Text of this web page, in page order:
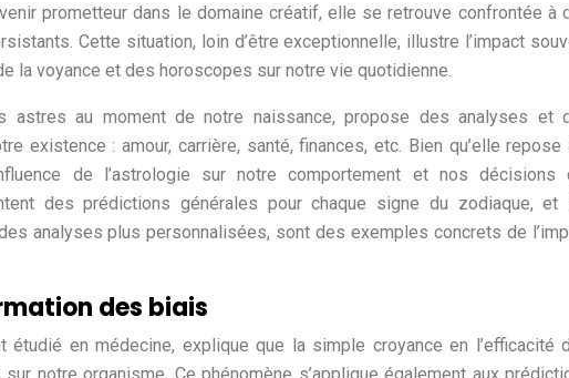
prometteur dans le domaine créatif, elle se retrouve confrontée à
Cette situation, loin d’être exceptionnelle, illustre l’impact
la voyance et des horoscopes sur notre vie quotidienne.
astres au moment de notre naissance, propose des analyses et
existence : amour, carrière, santé, finances, etc. Bien qu’elle repose
de l’astrologie sur notre comportement et nos décisions
des prédictions générales pour chaque signe du zodiaque, et
analyses plus personnalisées, sont des exemples concrets de
des biais
en médecine, explique que la simple croyance en l’efficacité